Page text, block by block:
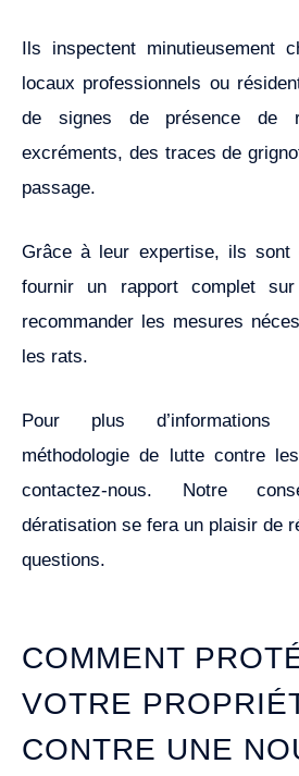
Ils inspectent minutieusement
locaux professionnels ou
de signes de présence de
excréments, des traces de
passage.
Grâce à leur expertise, ils sont
fournir un rapport complet
recommander les mesures
les rats.
Pour plus d’informations
méthodologie de lutte contre
contactez-nous. Notre
dératisation se fera un plaisir de
questions.
COMMENT
VOTRE
CONTRE UNE